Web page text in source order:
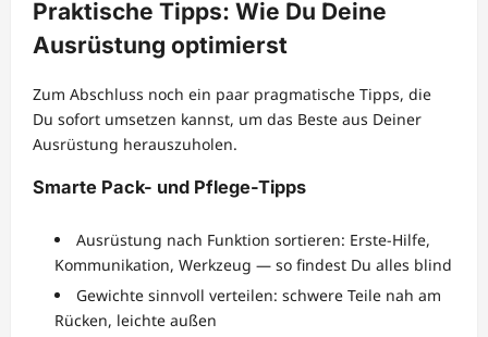
Praktische Tipps: Wie Du Deine
Ausrüstung optimierst
Zum Abschluss noch ein paar pragmatische Tipps, die
Du sofort umsetzen kannst, um das Beste aus Deiner
Ausrüstung herauszuholen.
Smarte Pack- und Pflege-Tipps
Ausrüstung nach Funktion sortieren: Erste-Hilfe,
Kommunikation, Werkzeug — so findest Du alles blind
Gewichte sinnvoll verteilen: schwere Teile nah am
Rücken, leichte außen